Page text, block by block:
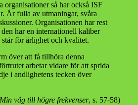
organisationer så har också ISF
År fulla av utmaningar, svåra
Organisationen har rest
har en internationell kaliber
för ärlighet och kvalitet.
över att få tillhöra denna
arbetar vidare för att sprida
i andlighetens tecken över
Min väg till högre frekvenser, s. 57-58)